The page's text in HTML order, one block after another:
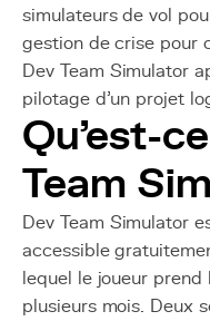
simulateurs de vol
gestion de crise pour
Dev Team Simulator
pilotage d'un projet
Qu'est-
Team
Dev Team Simulator
accessible
lequel le joueur
plusieurs mois. Deux